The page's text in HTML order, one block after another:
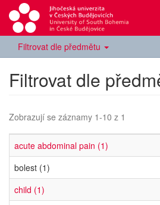
Filtrovat dle předmětu
Filtrovat dle
Zobrazují se záznamy 1-10 z 1
acute abdominal pain (1)
bolest (1)
child (1)